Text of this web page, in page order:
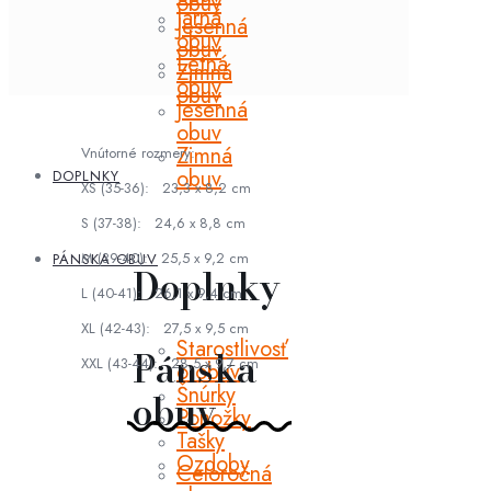
Jesenná
obuv
Zimná
obuv
DOPLNKY
Doplnky
Starostlivosť
o obuv
Šnúrky
Ponožky
Tašky
Ozdoby
Jarná
obuv
Letná
obuv
Jesenná
obuv
Zimná
obuv
PÁNSKA OBUV
Pánska
obuv
Celoročná
Vnútorné rozmery:
XS (35-36): 23,3 x 8,2 cm
S (37-38): 24,6 x 8,8 cm
M (39-40): 25,5 x 9,2 cm
L (40-41): 26,1 x 9,4 cm
XL (42-43): 27,5 x 9,5 cm
XXL (43-44): 28,5 x 9,7 cm